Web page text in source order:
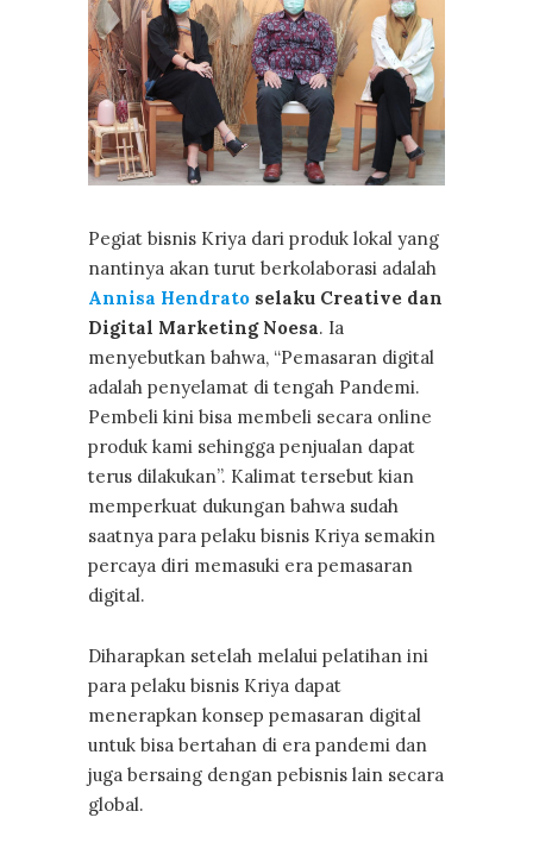
Pegiat bisnis Kriya dari produk lokal yang
nantinya akan turut berkolaborasi adalah
Annisa Hendrato selaku Creative dan
Digital Marketing Noesa. Ia
menyebutkan bahwa, “Pemasaran digital
adalah penyelamat di tengah Pandemi.
Pembeli kini bisa membeli secara online
produk kami sehingga penjualan dapat
terus dilakukan”. Kalimat tersebut kian
memperkuat dukungan bahwa sudah
saatnya para pelaku bisnis Kriya semakin
percaya diri memasuki era pemasaran
digital.
Diharapkan setelah melalui pelatihan ini
para pelaku bisnis Kriya dapat
menerapkan konsep pemasaran digital
untuk bisa bertahan di era pandemi dan
juga bersaing dengan pebisnis lain secara
global.